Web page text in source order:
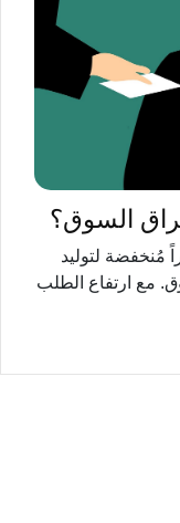
السوق؟
مُنخفضة لتوليد
مع ارتفاع الطلب